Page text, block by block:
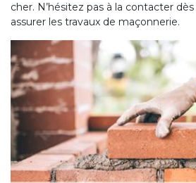
cher. N’hésitez pas à la contacter
assurer les travaux de maçonnerie.